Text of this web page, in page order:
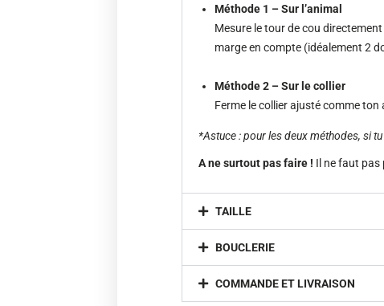
Méthode 1 – Sur l’animal
Mesure le tour de cou
marge en compte (idéalement 2
Méthode 2 – Sur le collier
Ferme le collier ajusté comme
*Astuce : pour les deux méthodes, si
A ne surtout pas faire ! Il ne faut pas
TAILLE
BOUCLERIE
COMMANDE ET LIVRAISON